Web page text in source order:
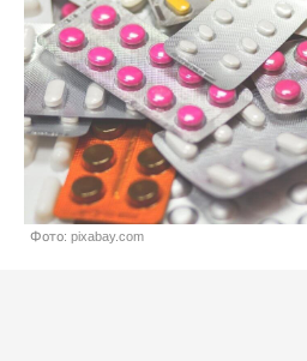
Фото: pixabay.com